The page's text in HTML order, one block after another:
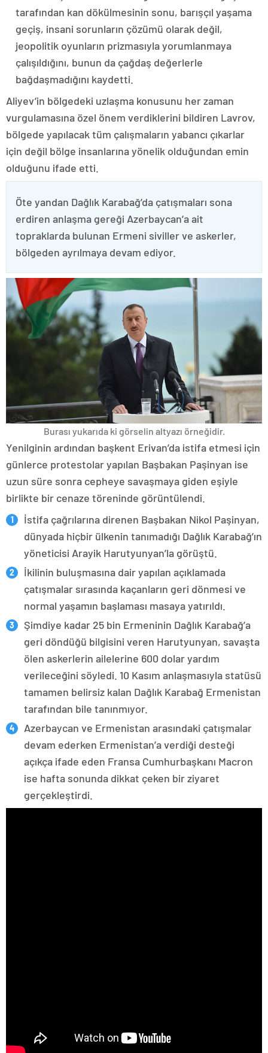
tarafından kan dökülmesinin sonu, barışçıl yaşama
geçiş, insani sorunların çözümü olarak değil,
jeopolitik oyunların prizmasıyla yorumlanmaya
çalışıldığını, bunun da çağdaş değerlerle
bağdaşmadığını kaydetti.
Aliyev’in bölgedeki uzlaşma konusunu her zaman
vurgulamasına özel önem verdiklerini bildiren Lavrov,
bölgede yapılacak tüm çalışmaların yabancı çıkarlar
için değil bölge insanlarına yönelik olduğundan emin
olduğunu ifade etti.
Öte yandan Dağlık Karabağ’da çatışmaları sona
erdiren anlaşma gereği Azerbaycan’a ait
topraklarda bulunan Ermeni siviller ve askerler,
bölgeden ayrılmaya devam ediyor.
Burası yukarıda ki görselin altyazı örneğidir.
Yenilginin ardından başkent Erivan’da istifa etmesi için
günlerce protestolar yapılan Başbakan Paşinyan ise
uzun süre sonra cepheye savaşmaya giden eşiyle
birlikte bir cenaze töreninde görüntülendi.
İstifa çağrılarına direnen Başbakan Nikol Paşinyan,
dünyada hiçbir ülkenin tanımadığı Dağlık Karabağ’ın
yöneticisi Arayik Harutyunyan’la görüştü.
İkilinin buluşmasına dair yapılan açıklamada
çatışmalar sırasında kaçanların geri dönmesi ve
normal yaşamın başlaması masaya yatırıldı.
Şimdiye kadar 25 bin Ermeninin Dağlık Karabağ’a
geri döndüğü bilgisini veren Harutyunyan, savaşta
ölen askerlerin ailelerine 600 dolar yardım
verileceğini söyledi. 10 Kasım anlaşmasıyla statüsü
tamamen belirsiz kalan Dağlık Karabağ Ermenistan
tarafından bile tanınmıyor.
Azerbaycan ve Ermenistan arasındaki çatışmalar
devam ederken Ermenistan’a verdiği desteği
açıkça ifade eden Fransa Cumhurbaşkanı Macron
ise hafta sonunda dikkat çeken bir ziyaret
gerçekleştirdi.